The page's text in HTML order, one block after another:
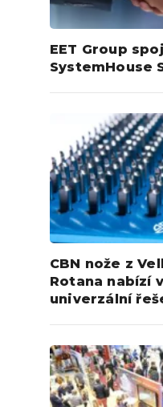
EET Group
SystemHouse
CBN nože z
Rotana nabízí
univerzální